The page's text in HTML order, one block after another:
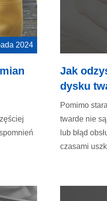
2024
Jak
dysku
Pomimo
twarde nie
lub błąd
czasami